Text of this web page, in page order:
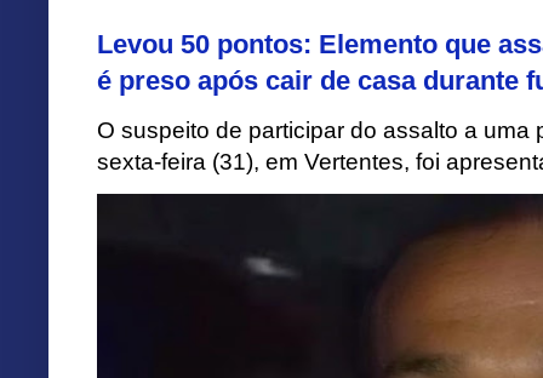
Levou 50 pontos: Elemento que
é preso após cair de casa durante
O suspeito de participar do assalto a uma
sexta-feira (31), em Vertentes, foi